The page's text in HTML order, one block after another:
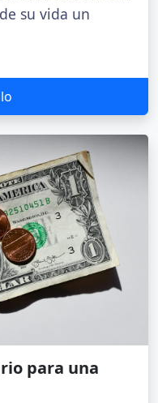
su vida un
para una